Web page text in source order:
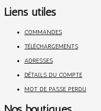
Liens utiles
COMMANDES
TÉLÉCHARGEMENTS
ADRESSES
DÉTAILS DU COMPTE
MOT DE PASSE PERDU